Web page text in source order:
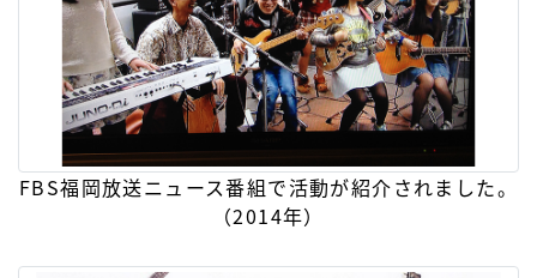
FBS福岡放送ニュース番組で活動が紹介されました。
（2014年）